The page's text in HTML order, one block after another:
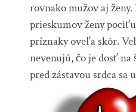
rovnako mužov aj
prieskumov ženy
príznaky oveľa skôr.
nevenujú, čo je dosť na
pred zástavou srdca sa